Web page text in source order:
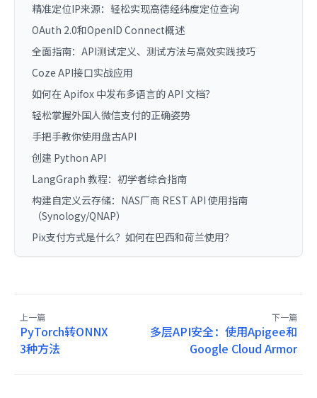
精准定位IP来源：轻松实现高德经纬度定位查询
OAuth 2.0和OpenID Connect概述
全面指南：API测试定义、测试方法与高效实践技巧
Coze API接口实战应用
如何在 Apifox 中发布多语言的 API 文档？
轻松掌握外国人微信支付的正确姿势
手把手教你使用盘古API
创建 Python API
LangGraph 教程：初学者综合指南
构建自定义云存储：NAS厂商 REST API 使用指南
（Synology/QNAP）
Pix支付方式是什么？如何在巴西和荷兰使用？
上一篇
PyTorch转ONNX
3种方法
下一篇
多层API安全：使用Apigee和
Google Cloud Armor